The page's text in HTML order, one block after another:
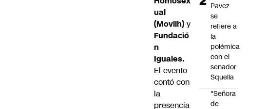
ual
(Movilh) y
Fundació
n
Iguales.
El evento
contó con
la
presencia
Pavez
se
refiere a
la
polémica
con el
senador
Squella
"Señora
de